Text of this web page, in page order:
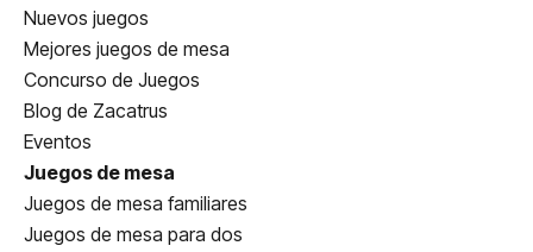
Nuevos juegos
Mejores juegos de mesa
Concurso de Juegos
Blog de Zacatrus
Eventos
Juegos de mesa
Juegos de mesa familiares
Juegos de mesa para dos